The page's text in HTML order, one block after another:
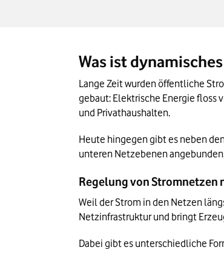
Was ist
Lange Zeit wurden öffentliche
gebaut: Elektrische Energie floss
und Privathaushalten.
Heute hingegen gibt es neben
unteren Netzebenen
Regelung von Stromnetzen
Weil der Strom in den Netzen
Netzinfrastruktur und bringt
Dabei gibt es unterschiedliche